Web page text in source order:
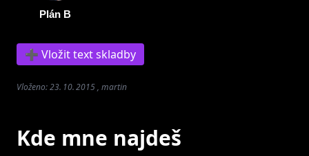
Plán B
➕ Vložit text skladby
Vloženo: 23. 10. 2015 , martin
Kde mne najdeš